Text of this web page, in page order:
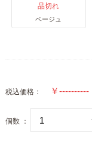
品切れ
ベージュ
税込価格：
個数 ：